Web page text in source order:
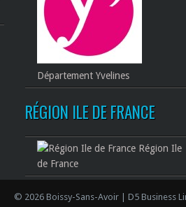
Département Yvelines
RÉGION ILE DE FRANCE
Région Ile
de France
© 2026 Boissy-Sans-Avoir | D5 Business